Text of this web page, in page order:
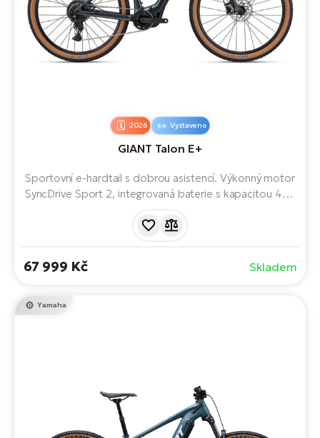
2026 Vystaveno
GIANT Talon E+
Sportovní e-hardtail s dobrou asistencí. Výkonný motor
SyncDrive Sport 2, integrovaná baterie s kapacitou 430
jistotu v terénu a příjemnou jízdu na každé trase.
67 999 Kč Skladem
Yamaha